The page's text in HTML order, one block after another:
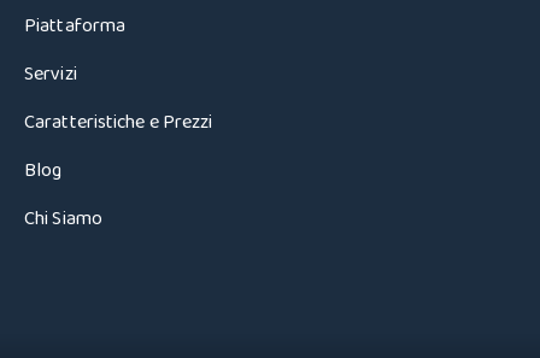
Piattaforma
Servizi
Caratteristiche e Prezzi
Blog
Chi Siamo